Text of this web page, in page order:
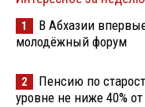
1
В Абхазии
молодёжный форум
2
Пенсию по
уровне не ниже 40% от